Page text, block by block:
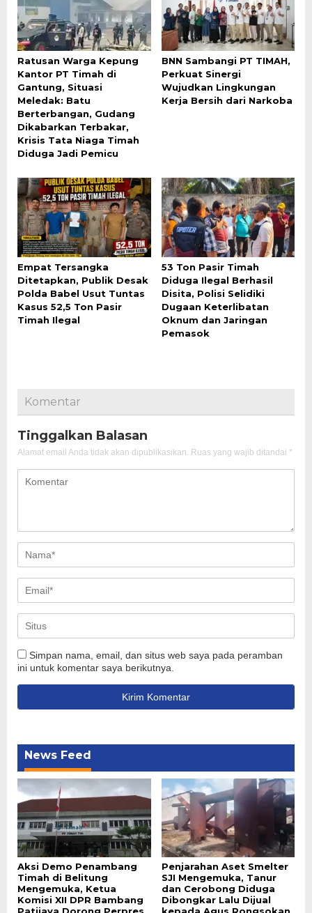
Ratusan Warga Kepung
Kantor PT Timah di
Gantung, Situasi
Meledak: Batu
Berterbangan, Gudang
Dikabarkan Terbakar,
Krisis Tata Niaga Timah
Diduga Jadi Pemicu
BNN Sambangi PT TIMAH,
Perkuat Sinergi
Wujudkan Lingkungan
Kerja Bersih dari Narkoba
Empat Tersangka
Ditetapkan, Publik Desak
Polda Babel Usut Tuntas
Kasus 52,5 Ton Pasir
Timah Ilegal
53 Ton Pasir Timah
Diduga Ilegal Berhasil
Disita, Polisi Selidiki
Dugaan Keterlibatan
Oknum dan Jaringan
Pemasok
Komentar
Tinggalkan Balasan
Alamat email Anda tidak akan dipublikasikan. Ruas yang wajib ditandai *
Simpan nama, email, dan situs web saya pada peramban
ini untuk komentar saya berikutnya.
News Feed
Aksi Demo Penambang
Timah di Belitung
Mengemuka, Ketua
Komisi XII DPR Bambang
Penjarahan Aset Smelter
SJI Mengemuka, Tanur
dan Cerobong Diduga
Dibongkar Lalu Dijual